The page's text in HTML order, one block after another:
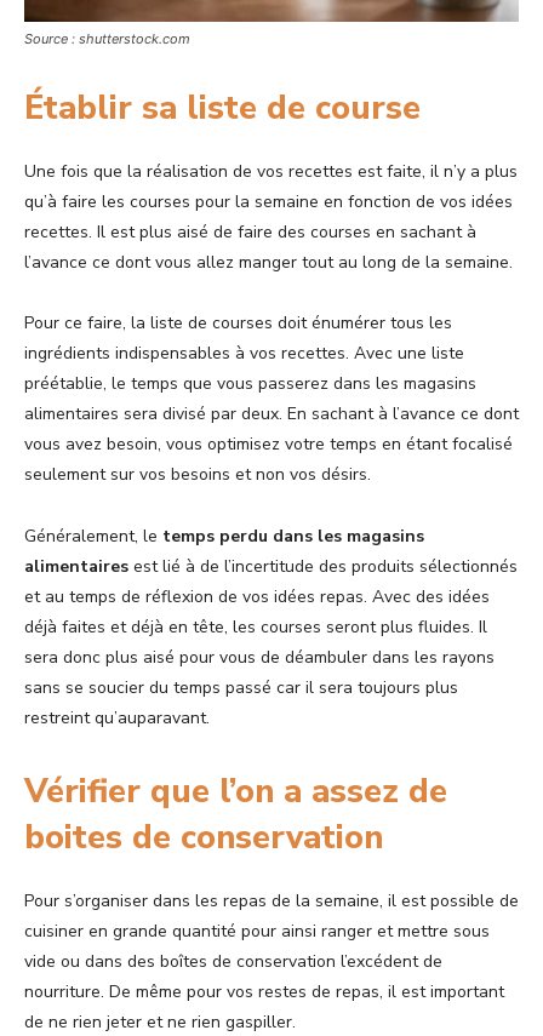
Source : shutterstock.com
Établir sa liste de course
Une fois que la réalisation de vos recettes est faite, il n’y a plus
qu’à faire les courses pour la semaine en fonction de vos idées
recettes. Il est plus aisé de faire des courses en sachant à
l’avance ce dont vous allez manger tout au long de la semaine.
Pour ce faire, la liste de courses doit énumérer tous les
ingrédients indispensables à vos recettes. Avec une liste
préétablie, le temps que vous passerez dans les magasins
alimentaires sera divisé par deux. En sachant à l’avance ce dont
vous avez besoin, vous optimisez votre temps en étant focalisé
seulement sur vos besoins et non vos désirs.
Généralement, le temps perdu dans les magasins
alimentaires est lié à de l’incertitude des produits sélectionnés
et au temps de réflexion de vos idées repas. Avec des idées
déjà faites et déjà en tête, les courses seront plus fluides. Il
sera donc plus aisé pour vous de déambuler dans les rayons
sans se soucier du temps passé car il sera toujours plus
restreint qu’auparavant.
Vérifier que l’on a assez de
boites de conservation
Pour s’organiser dans les repas de la semaine, il est possible de
cuisiner en grande quantité pour ainsi ranger et mettre sous
vide ou dans des boîtes de conservation l’excédent de
nourriture. De même pour vos restes de repas, il est important
de ne rien jeter et ne rien gaspiller.